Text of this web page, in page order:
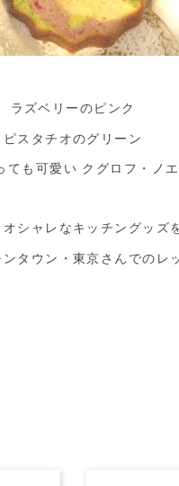
ラズベリーのピンク
ピスタチオのグリーン
ても可愛い クグロフ・ノ
シャレなキッチングッズ
タウン・東京さんでのレ